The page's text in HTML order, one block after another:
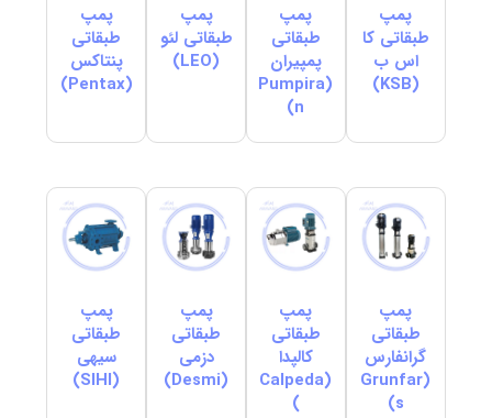
پمپ
طبقاتی کا
اس ب
(KSB)
پمپ
طبقاتی
پمپیران
(Pumpira
n)
پمپ
طبقاتی لئو
(LEO)
پمپ
طبقاتی
پنتاکس
(Pentax)
پمپ
طبقاتی
گرانفارس
(Grunfar
s)
پمپ
طبقاتی
کالپدا
(Calpeda
)
پمپ
طبقاتی
دزمی
(Desmi)
پمپ
طبقاتی
سیهی
(SIHI)